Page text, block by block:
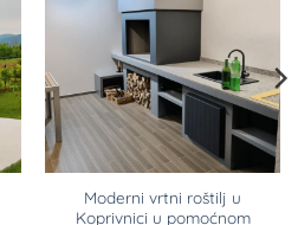
Moderni vrtni roštilj u
Koprivnici u pomoćnom